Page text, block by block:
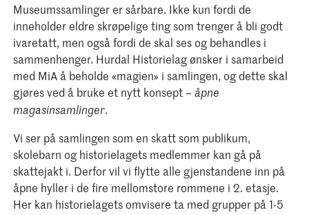
Museumssamlinger er sårbare. Ikke kun fordi de
inneholder eldre skrøpelige ting som trenger å bli godt
ivaretatt, men også fordi de skal ses og behandles i
sammenhenger. Hurdal Historielag ønsker i samarbeid
med MiA å beholde «magien» i samlingen, og dette skal
gjøres ved å bruke et nytt konsept – åpne
magasinsamlinger.
Vi ser på samlingen som en skatt som publikum,
skolebarn og historielagets medlemmer kan gå på
skattejakt i. Derfor vil vi flytte alle gjenstandene inn på
åpne hyller i de fire mellomstore rommene i 2. etasje.
Her kan historielagets omvisere ta med grupper på 1-5